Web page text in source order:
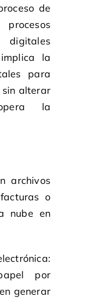
de
la
para
sin alterar
la
archivos
o
nube en
por
generar